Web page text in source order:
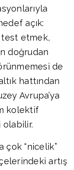
açık:
test etmek,
doğrudan
de
hattından
Avrupa’ya
kolektif
olabilir.
çok “nicelik”
artış